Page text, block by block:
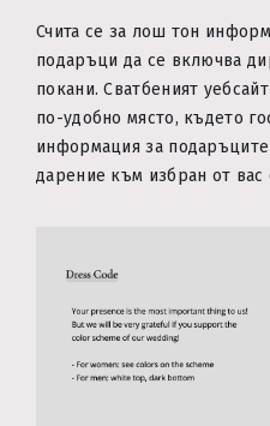
Счита се за лош тон
подаръци да се включва
покани. Сватбеният
по-удобно място, където
информация за
дарение към избран от вас